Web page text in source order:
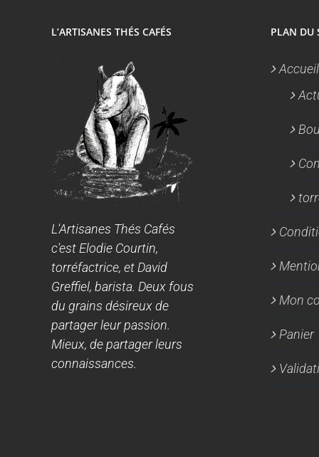
L’ARTISANES THÉS CAFÉS
L'Artisanes Thés Cafés
c'est Elodie Courtin,
torréfactrice, et David
Greffiel, barista. Deux fous
du grains désireux de
partager leur passion.
Mieux, de partager leurs
connaissances.
PLAN DU
Mon
Panier